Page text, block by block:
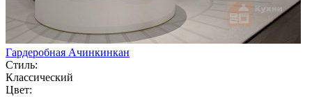
Гардеробная Ачинкинкан
Стиль:
Классический
Цвет: